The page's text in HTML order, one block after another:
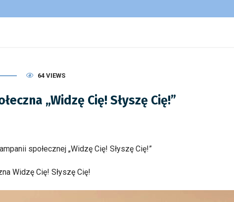
64 VIEWS
„Widzę Cię! Słyszę Cię!”
społecznej „Widzę Cię! Słyszę Cię!”
Widzę Cię! Słyszę Cię!